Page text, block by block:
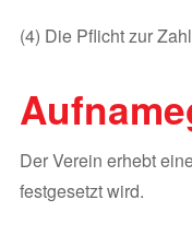
(4) Die Pflicht zur
Der Verein erhebt
festgesetzt wird.